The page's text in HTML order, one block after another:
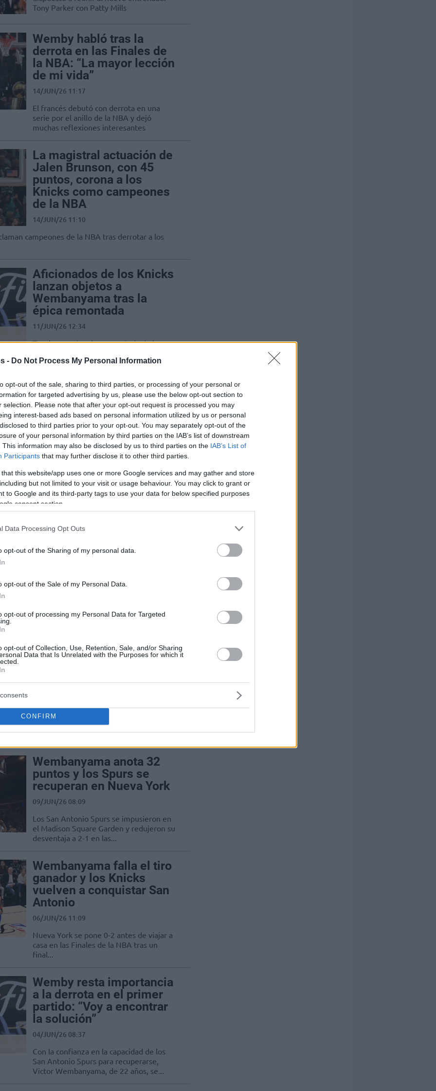
- Do Not Process My Personal Information
opt-out of the sale, sharing to third parties, or processing of your personal or
for targeted advertising by us, please use the below opt-out section to
selection. Please note that after your opt-out request is processed you may
interest-based ads based on personal information utilized by us or personal
to third parties prior to your opt-out. You may separately opt-out of the
of your personal information by third parties on the IAB’s list of downstream
This information may also be disclosed by us to third parties on the IAB’s List of
Participants that may further disclose it to other third parties.
that this website/app uses one or more Google services and may gather and store
but not limited to your visit or usage behaviour. You may click to grant or
to Google and its third-party tags to use your data for below specified purposes
consent section.
Data Processing Opt Outs
opt-out of the Sharing of my personal data.
opt-out of the Sale of my Personal Data.
opt-out of processing my Personal Data for Targeted
opt-out of Collection, Use, Retention, Sale, and/or Sharing
Data that Is Unrelated with the Purposes for which it
CONFIRM
Tony Parker con Patty Mills
Wemby habló tras la
derrota en las Finales de
la NBA: “La mayor lección
de mi vida”
14/JUN/26 11:17
El francés debutó con derrota en una
serie por el anillo de la NBA y dejó
muchas reflexiones interesantes
La magistral actuación de
Jalen Brunson, con 45
puntos, corona a los
Knicks como campeones
de la NBA
14/JUN/26 11:10
campeones de la NBA tras derrotar a los
Aficionados de los Knicks
lanzan objetos a
Wembanyama tras la
épica remontada
11/JUN/26 12:34
Tras la espectacular remontada de los
aficionados agresivos empañaron la
Wembanyama promete
que los Spurs serán más
fuertes: “Simplemente
duele”
11/JUN/26 08:45
Con la fe intacta, Victor Wembanyama,
de 22 años, insta a sus compañeros a
asumir una estricta responsabilidad
mientras...
Wemby resta importancia
se centra en el cuarto
09/JUN/26 08:13
en el Madison Square Garden, pero sabe que
Trump genera reacciones
encontradas en el tercer
la NBA
El presidente de los Estados Unidos
recibió aplausos y abucheos en el
Madison Square Garden
Wembanyama anota 32
puntos y los Spurs se
recuperan en Nueva York
09/JUN/26 08:09
Los San Antonio Spurs se impusieron en
el Madison Square Garden y redujeron su
desventaja a 2-1 en las...
Wembanyama falla el tiro
ganador y los Knicks
vuelven a conquistar San
Antonio
06/JUN/26 11:09
Nueva York se pone 0-2 antes de viajar a
casa en las Finales de la NBA tras un
final...
Wemby resta importancia
a la derrota en el primer
partido: “Voy a encontrar
la solución”
04/JUN/26 08:37
Con la confianza en la capacidad de los
San Antonio Spurs para recuperarse,
Victor Wembanyama, de 22 años, se...